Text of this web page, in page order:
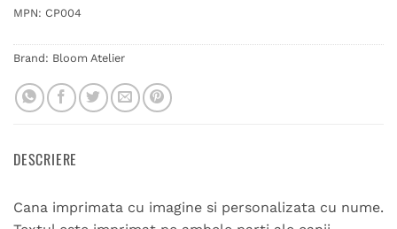
MPN: CP004
Brand: Bloom Atelier
DESCRIERE
Cana imprimata cu imagine si personalizata cu nume.